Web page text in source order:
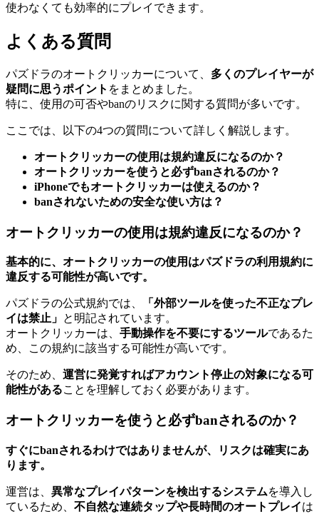
使わなくても効率的にプレイできます。
よくある質問
パズドラのオートクリッカーについて、 多くのプレイヤーが
疑問に思うポイント をまとめました。
特に、使用の可否やbanのリスクに関する質問が多いです。
ここでは、以下の4つの質問について詳しく解説します。
オートクリッカーの使用は規約違反になるのか？
オートクリッカーを使うと必ずbanされるのか？
iPhoneでもオートクリッカーは使えるのか？
banされないための安全な使い方は？
オートクリッカーの使用は規約違反になるのか？
基本的に、オートクリッカーの使用はパズドラの利用規約に
違反する可能性が高いです。
パズドラの公式規約では、
「外部ツールを使った不正なプレ
イは禁止」 と明記されています。
オートクリッカーは、 手動操作を不要にするツールであるた
め、この規約に該当する可能性が高いです。
そのため、 運営に発覚すればアカウント停止の対象になる可
能性があることを理解しておく必要があります。
オートクリッカーを使うと必ずbanされるのか？
すぐにbanされるわけではありませんが、リスクは確実にあ
ります。
運営は、 異常なプレイパターンを検出するシステムを導入し
ているため、 不自然な連続タップや長時間のオートプレイは